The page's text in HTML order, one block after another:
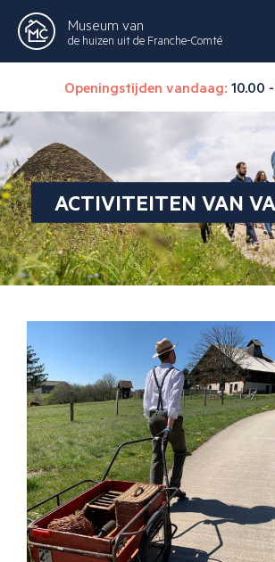
Museum van
de huizen uit de Franche-Comté
Openingstijden vandaag: 10.00
ACTIVITEITEN VAN